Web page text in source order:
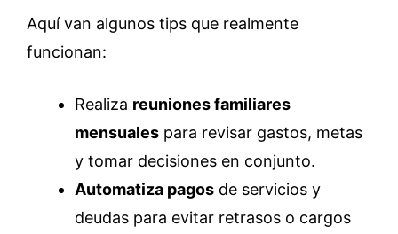
Aquí van algunos tips que realmente
funcionan:
Realiza reuniones familiares
mensuales para revisar gastos, metas
y tomar decisiones en conjunto.
Automatiza pagos de servicios y
deudas para evitar retrasos o cargos